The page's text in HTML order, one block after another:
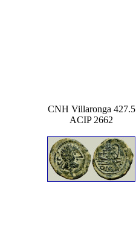
CNH Villaronga 427.5
ACIP 2662